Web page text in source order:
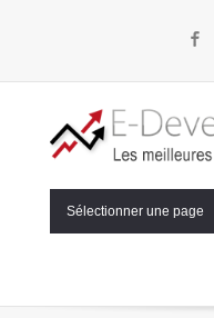
Sélectionner une page